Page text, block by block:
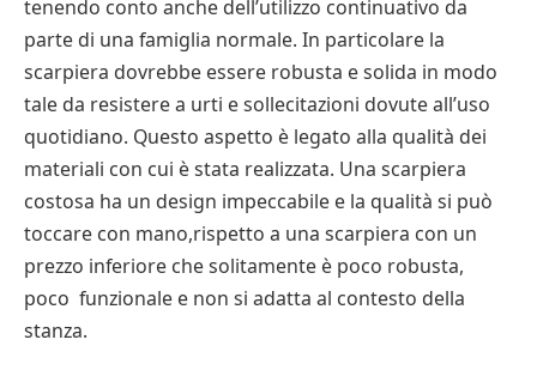
tenendo conto anche dell’utilizzo continuativo da
parte di una famiglia normale. In particolare la
scarpiera dovrebbe essere robusta e solida in modo
tale da resistere a urti e sollecitazioni dovute all’uso
quotidiano. Questo aspetto è legato alla qualità dei
materiali con cui è stata realizzata. Una scarpiera
costosa ha un design impeccabile e la qualità si può
toccare con mano,rispetto a una scarpiera con un
prezzo inferiore che solitamente è poco robusta,
poco funzionale e non si adatta al contesto della
stanza.